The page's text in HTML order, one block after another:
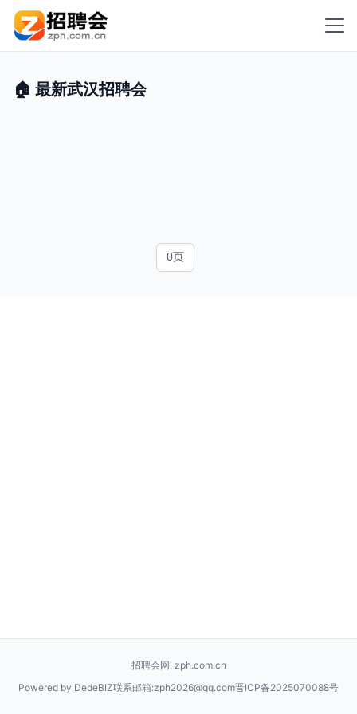
🏠 最新武汉招聘会
0页
招聘会网. zph.com.cn
Powered by DedeBIZ联系邮箱:zph2026@qq.com晋ICP备2025070088号